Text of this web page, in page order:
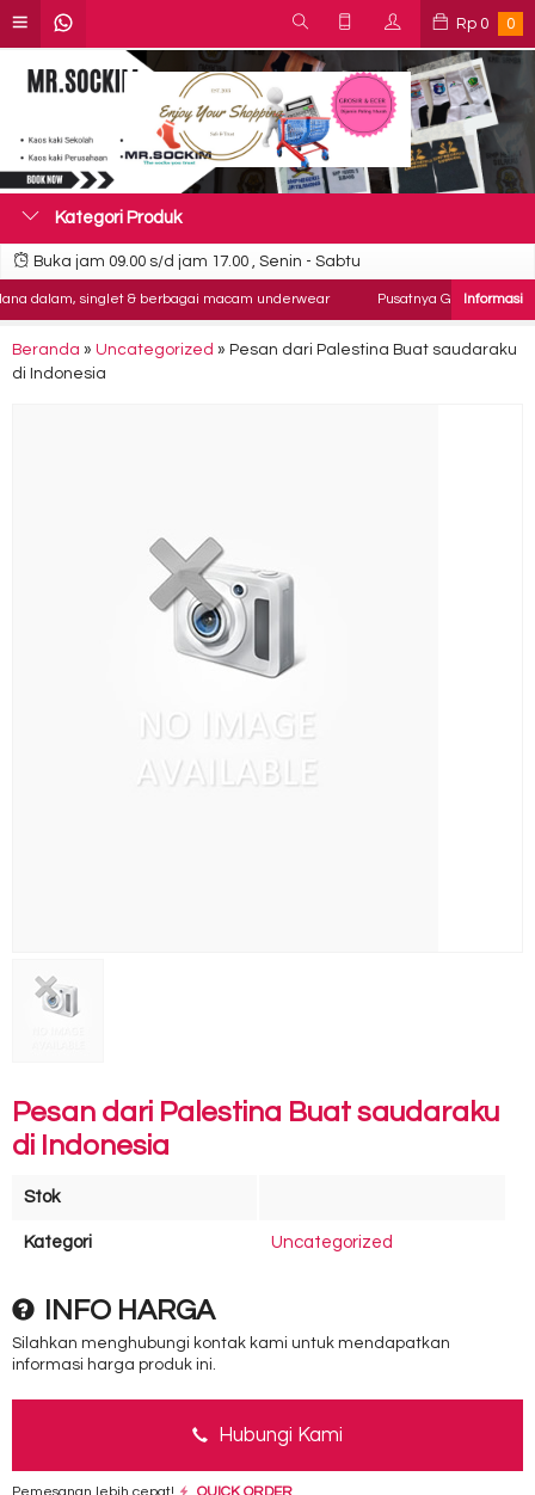
Rp 0 0
Kategori Produk
Buka jam 09.00 s/d jam 17.00 , Senin - Sabtu
singlet & berbagai macam underwear Pusatnya Grosir Kaos kaki ,
Beranda » Uncategorized » Pesan dari Palestina Buat saudaraku
di Indonesia
Pesan dari Palestina Buat saudaraku
di Indonesia
Stok
Kategori Uncategorized
INFO HARGA
Silahkan menghubungi kontak kami untuk mendapatkan
informasi harga produk ini.
Hubungi Kami